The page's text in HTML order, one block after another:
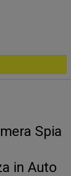
Spia
in Auto